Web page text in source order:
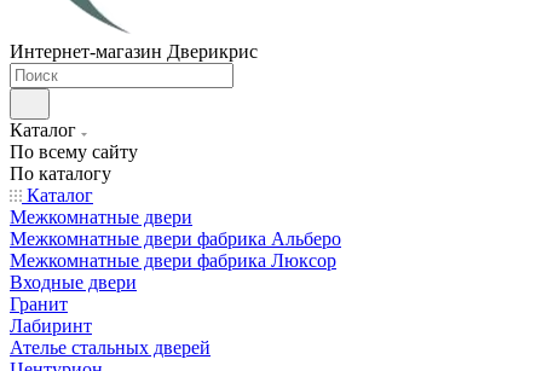
Интернет-магазин Дверикрис
Каталог
По всему сайту
По каталогу
Каталог
Межкомнатные двери
Межкомнатные двери фабрика Альберо
Межкомнатные двери фабрика Люксор
Входные двери
Гранит
Лабиринт
Ателье стальных дверей